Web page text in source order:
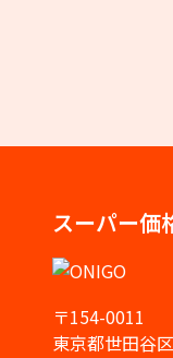
スーパー価
〒154-0011
東京都世田谷